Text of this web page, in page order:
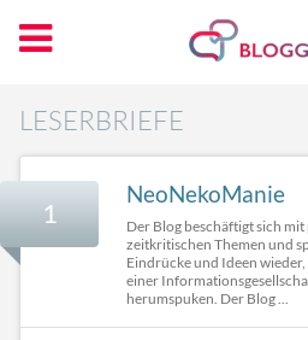
LESERBRIEFE
1
NeoNekoManie
Der Blog beschäftigt sich
zeitkritischen Themen und
Eindrücke und Ideen
einer
herumspuken. Der Blog ...